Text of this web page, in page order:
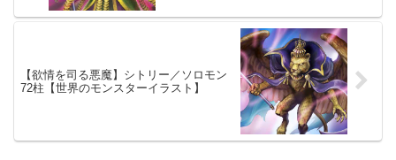
【欲情を司る悪魔】シトリー／ソロモン
72柱【世界のモンスターイラスト】